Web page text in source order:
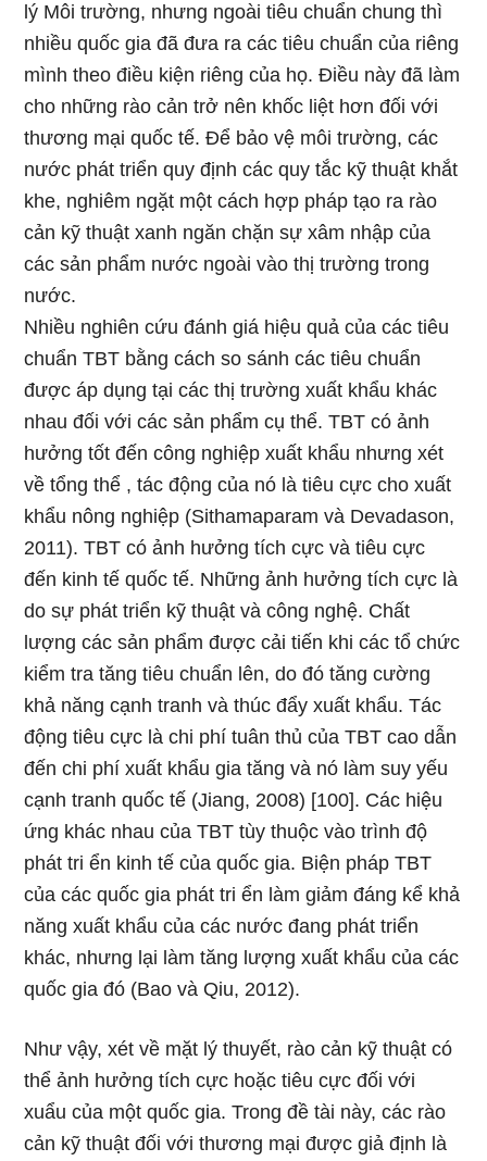
lý Môi trường, nhưng ngoài tiêu chuẩn chung thì
nhiều quốc gia đã đưa ra các tiêu chuẩn của riêng
mình theo điều kiện riêng của họ. Điều này đã làm
cho những rào cản trở nên khốc liệt hơn đối với
thương mại quốc tế. Để bảo vệ môi trường, các
nước phát triển quy định các quy tắc kỹ thuật khắt
khe, nghiêm ngặt một cách hợp pháp tạo ra rào
cản kỹ thuật xanh ngăn chặn sự xâm nhập của
các sản phẩm nước ngoài vào thị trường trong
nước.
Nhiều nghiên cứu đánh giá hiệu quả của các tiêu
chuẩn TBT bằng cách so sánh các tiêu chuẩn
được áp dụng tại các thị trường xuất khẩu khác
nhau đối với các sản phẩm cụ thể. TBT có ảnh
hưởng tốt đến công nghiệp xuất khẩu nhưng xét
về tổng thể , tác động của nó là tiêu cực cho xuất
khẩu nông nghiệp (Sithamaparam và Devadason,
2011). TBT có ảnh hưởng tích cực và tiêu cực
đến kinh tế quốc tế. Những ảnh hưởng tích cực là
do sự phát triển kỹ thuật và công nghệ. Chất
lượng các sản phẩm được cải tiến khi các tổ chức
kiểm tra tăng tiêu chuẩn lên, do đó tăng cường
khả năng cạnh tranh và thúc đẩy xuất khẩu. Tác
động tiêu cực là chi phí tuân thủ của TBT cao dẫn
đến chi phí xuất khẩu gia tăng và nó làm suy yếu
cạnh tranh quốc tế (Jiang, 2008) [100]. Các hiệu
ứng khác nhau của TBT tùy thuộc vào trình độ
phát tri ển kinh tế của quốc gia. Biện pháp TBT
của các quốc gia phát tri ển làm giảm đáng kể khả
năng xuất khẩu của các nước đang phát triển
khác, nhưng lại làm tăng lượng xuất khẩu của các
quốc gia đó (Bao và Qiu, 2012).
Như vậy, xét về mặt lý thuyết, rào cản kỹ thuật có
thể ảnh hưởng tích cực hoặc tiêu cực đối với
xuẩu của một quốc gia. Trong đề tài này, các rào
cản kỹ thuật đối với thương mại được giả định là